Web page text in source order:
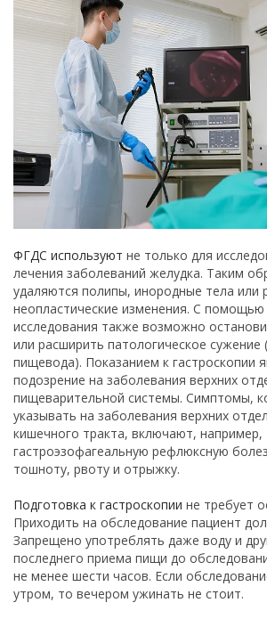
ФГДС используют не только для
лечения заболеваний желудка. Таким
удаляются полипы, инородные тела или
неопластические изменения. С помощью
исследования также возможно
или расширить патологическое сужение
пищевода). Показанием к гастроскопии
подозрение на заболевания верхних
пищеварительной системы. Симптомы,
указывать на заболевания верхних
кишечного тракта, включают, например,
гастроэзофагеальную рефлюксную
тошноту, рвоту и отрыжку.
Подготовка к гастроскопии не требует
Приходить на обследование пациент
Запрещено употреблять даже воду и
последнего приема пищи до
не менее шести часов. Если
утром, то вечером ужинать не стоит.